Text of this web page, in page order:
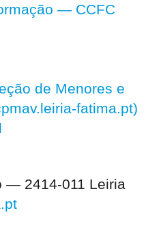
— CCFC
de Menores e
fatima.pt)
— 2414-011 Leiria